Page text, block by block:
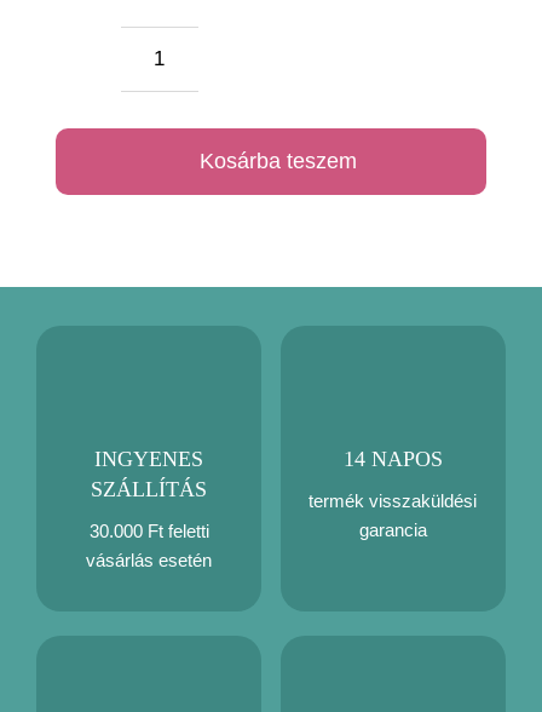
mennyiség
Kosárba teszem
INGYENES
SZÁLLÍTÁS
30.000 Ft feletti
vásárlás esetén
14 NAPOS
termék visszaküldési
garancia